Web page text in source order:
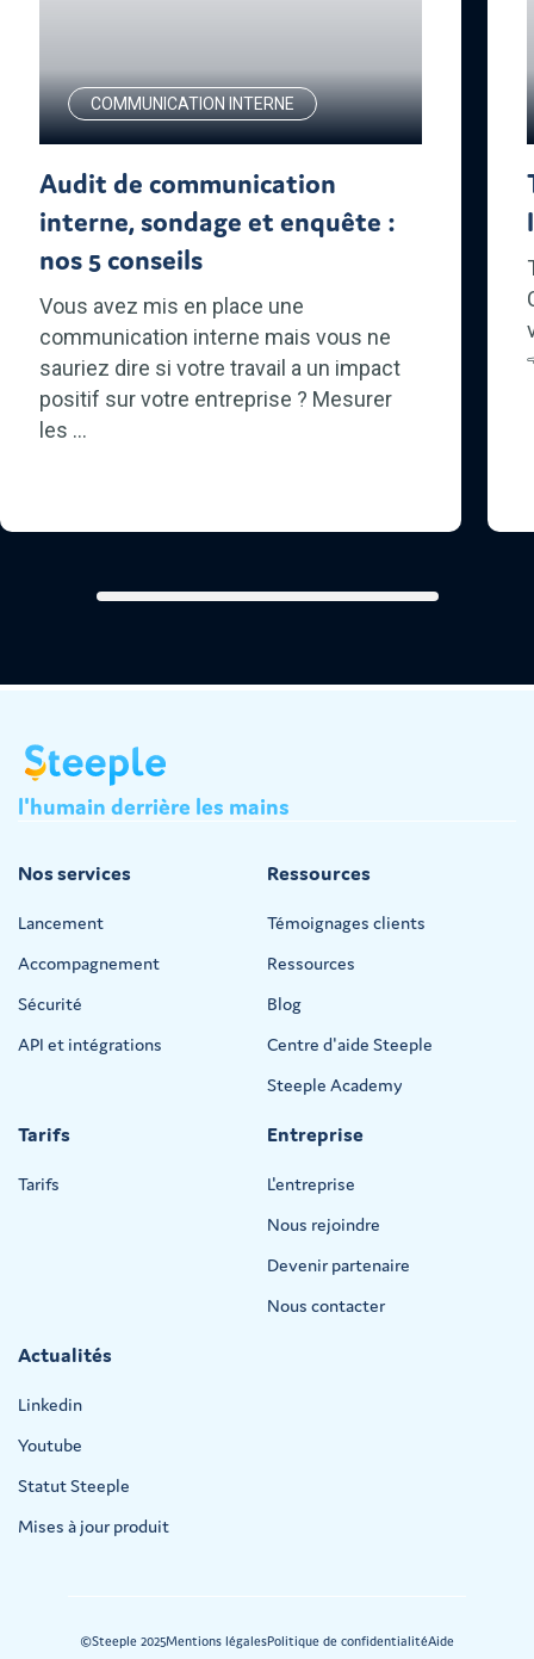
COMMUNICATION INTERNE
Audit de communication
interne, sondage et enquête :
nos 5 conseils
Vous avez mis en place une
communication interne mais vous ne
sauriez dire si votre travail a un impact
positif sur votre entreprise ? Mesurer
les ...
l'humain derrière les mains
Nos services
Lancement
Accompagnement
Sécurité
API et intégrations
Ressources
Témoignages clients
Ressources
Blog
Centre d'aide Steeple
Steeple Academy
Tarifs
Tarifs
Entreprise
L'entreprise
Nous rejoindre
Devenir partenaire
Nous contacter
Actualités
Linkedin
Youtube
Statut Steeple
Mises à jour produit
©Steeple 2025Mentions légalesPolitique de confidentialitéAide